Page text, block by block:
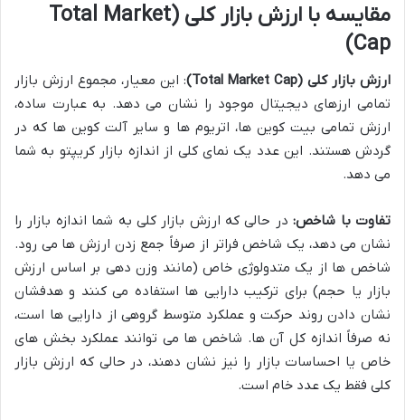
مقایسه با ارزش بازار کلی (Total Market
Cap)
ارزش بازار کلی (Total Market Cap)
: این معیار، مجموع ارزش بازار
تمامی ارزهای دیجیتال موجود را نشان می دهد. به عبارت ساده،
ارزش تمامی بیت کوین ها، اتریوم ها و سایر آلت کوین ها که در
گردش هستند. این عدد یک نمای کلی از اندازه بازار کریپتو به شما
می دهد.
تفاوت با شاخص:در حالی که ارزش بازار کلی به شما اندازه بازار را
نشان می دهد، یک شاخص فراتر از صرفاً جمع زدن ارزش ها می رود.
شاخص ها از یک متدولوژی خاص (مانند وزن دهی بر اساس ارزش
بازار یا حجم) برای ترکیب دارایی ها استفاده می کنند و هدفشان
نشان دادن روند حرکت و عملکرد متوسط گروهی از دارایی ها است،
نه صرفاً اندازه کل آن ها. شاخص ها می توانند عملکرد بخش های
خاص یا احساسات بازار را نیز نشان دهند، در حالی که ارزش بازار
کلی فقط یک عدد خام است.